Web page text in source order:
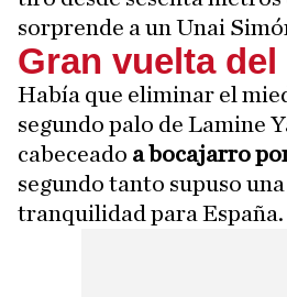
sorprende a un Unai
Gran vuelta
Había que eliminar el
segundo palo de Lamine
cabeceado a bocajarro
segundo tanto supuso
tranquilidad para España.